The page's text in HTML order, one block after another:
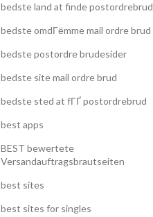
bedste land at finde postordrebrud
bedste omdГёmme mail ordre brud
bedste postordre brudesider
bedste site mail ordre brud
bedste sted at fГҐ postordrebrud
best apps
BEST bewertete
Versandauftragsbrautseiten
best sites
best sites for singles